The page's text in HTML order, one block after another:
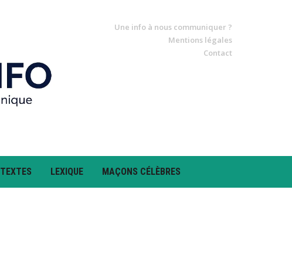
Une info à nous communiquer ?
Mentions légales
Contact
TEXTES LEXIQUE MAÇONS CÉLÈBRES